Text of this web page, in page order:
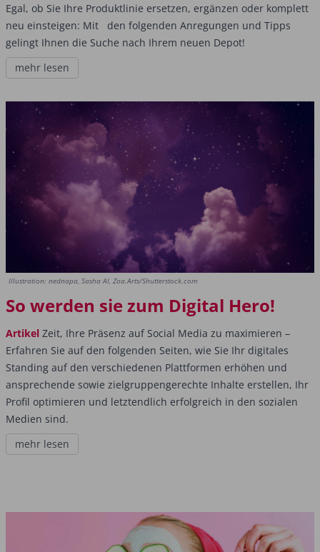
Egal, ob Sie Ihre Produktlinie ersetzen, ergänzen oder komplett
neu einsteigen: Mit den folgenden Anregungen und Tipps
gelingt Ihnen die Suche nach Ihrem neuen Depot!
mehr lesen
Illustration: nednapa, Sasha Al, Zoa.Arts/Shutterstock.com
So werden sie zum Digital Hero!
Artikel Zeit, Ihre Präsenz auf Social Media zu maximieren –
Erfahren Sie auf den folgenden Seiten, wie Sie Ihr digitales
Standing auf den verschiedenen Plattformen erhöhen und
ansprechende sowie zielgruppengerechte Inhalte erstellen, Ihr
Profil optimieren und letztendlich erfolgreich in den sozialen
Medien sind.
mehr lesen